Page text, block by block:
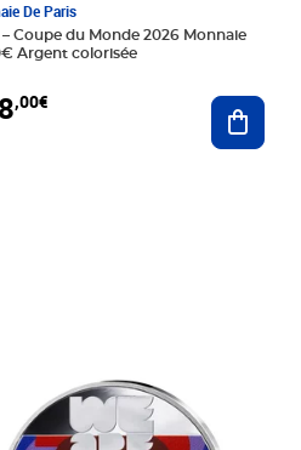
De Paris
– Coupe du Monde 2026 Monnaie
Argent colorisée
,00€